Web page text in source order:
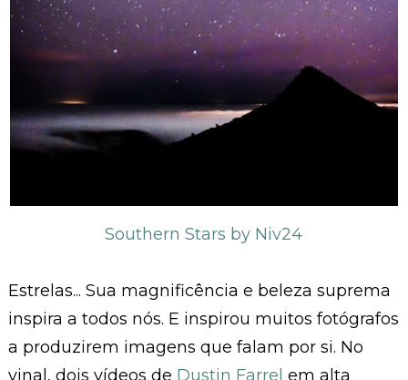
Southern Stars by Niv24
Estrelas... Sua magnificência e beleza suprema
inspira a todos nós. E inspirou muitos fotógrafos
a produzirem imagens que falam por si. No
vinal, dois vídeos de Dustin Farrel em alta